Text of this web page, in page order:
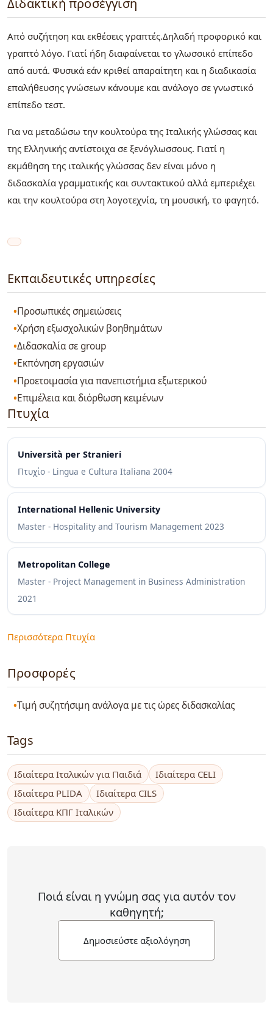
Διδακτική προσέγγιση
Από συζήτηση και εκθέσεις γραπτές.Δηλαδή προφορικό και
γραπτό λόγο. Γιατί ήδη διαφαίνεται το γλωσσικό επίπεδο
από αυτά. Φυσικά εάν κριθεί απαραίτητη και η διαδικασία
επαλήθευσης γνώσεων κάνουμε και ανάλογο σε γνωστικό
επίπεδο τεστ.
Για να μεταδώσω την κουλτούρα της Ιταλικής γλώσσας και
της Ελληνικής αντίστοιχα σε ξενόγλωσσους. Γιατί η
εκμάθηση της ιταλικής γλώσσας δεν είναι μόνο η
διδασκαλία γραμματικής και συντακτικού αλλά εμπεριέχει
και την κουλτούρα στη λογοτεχνία, τη μουσική, το φαγητό.
Εκπαιδευτικές υπηρεσίες
Προσωπικές σημειώσεις
Χρήση εξωσχολικών βοηθημάτων
Διδασκαλία σε group
Εκπόνηση εργασιών
Προετοιμασία για πανεπιστήμια εξωτερικού
Επιμέλεια και διόρθωση κειμένων
Πτυχία
Università per Stranieri
Πτυχίο - Lingua e Cultura Italiana 2004
International Hellenic University
Master - Hospitality and Tourism Management 2023
Metropolitan College
Master - Project Management in Business Administration
2021
Περισσότερα Πτυχία
Προσφορές
Τιμή συζητήσιμη ανάλογα με τις ώρες διδασκαλίας
Tags
Ιδιαίτερα Ιταλικών για Παιδιά
Ιδιαίτερα CELI
Ιδιαίτερα PLIDA
Ιδιαίτερα CILS
Ιδιαίτερα ΚΠΓ Ιταλικών
Ποιά είναι η γνώμη σας για αυτόν τον
καθηγητή;
Δημοσιεύστε αξιολόγηση